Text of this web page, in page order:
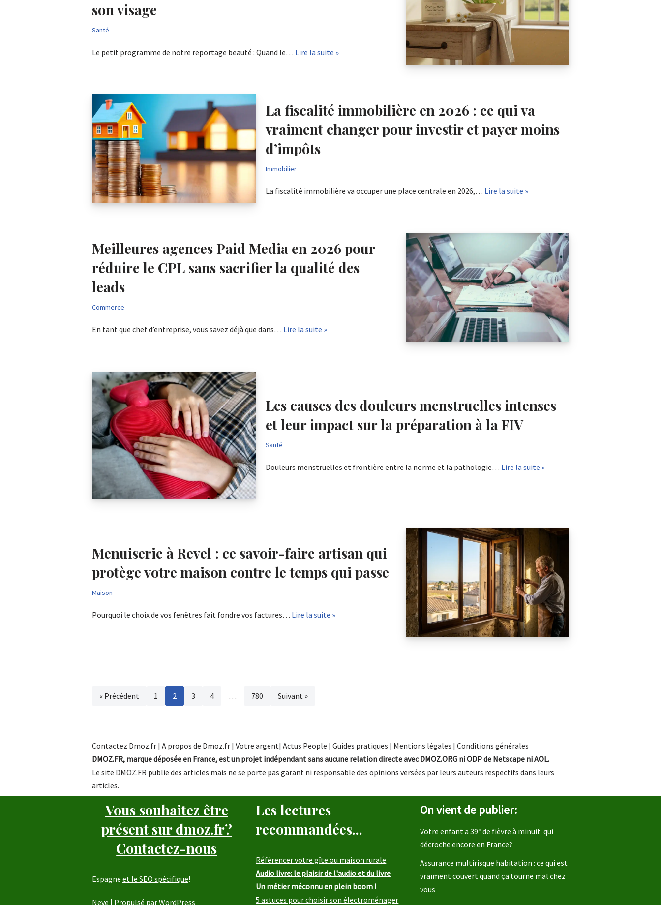
son visage
Santé
Le petit programme de notre reportage beauté : Quand le… Lire la suite »
La fiscalité immobilière en 2026 : ce qui va
vraiment changer pour investir et payer moins
d’impôts
Immobilier
La fiscalité immobilière va occuper une place centrale en 2026,… Lire la suite »
Meilleures agences Paid Media en 2026 pour
réduire le CPL sans sacrifier la qualité des
leads
Commerce
En tant que chef d’entreprise, vous savez déjà que dans… Lire la suite »
Les causes des douleurs menstruelles intenses
et leur impact sur la préparation à la FIV
Santé
Douleurs menstruelles et frontière entre la norme et la pathologie… Lire la suite »
Menuiserie à Revel : ce savoir-faire artisan qui
protège votre maison contre le temps qui passe
Maison
Pourquoi le choix de vos fenêtres fait fondre vos factures… Lire la suite »
« Précédent 1 2 3 4 … 780 Suivant »
Contactez Dmoz.fr | A propos de Dmoz.fr | Votre argent| Actus People | Guides pratiques | Mentions légales | Conditions générales
DMOZ.FR, marque déposée en France, est un projet indépendant sans aucune relation directe avec DMOZ.ORG ni ODP de Netscape ni AOL.
Le site DMOZ.FR publie des articles mais ne se porte pas garant ni responsable des opinions versées par leurs auteurs respectifs dans leurs
articles.
Vous souhaitez être
présent sur dmoz.fr?
Contactez-nous
Espagne et le SEO spécifique!
Neve | Propulsé parWordPress
Les lectures
recommandées...
Référencer votre gîte ou maison rurale
Audio livre: le plaisir de l'audio et du livre
Un métier méconnu en plein boom !
5 astuces pour choisir son électroménager
On vient de publier:
Votre enfant a 39º de fièvre à minuit: qui
décroche encore en France?
Assurance multirisque habitation : ce qui est
vraiment couvert quand ça tourne mal chez
vous